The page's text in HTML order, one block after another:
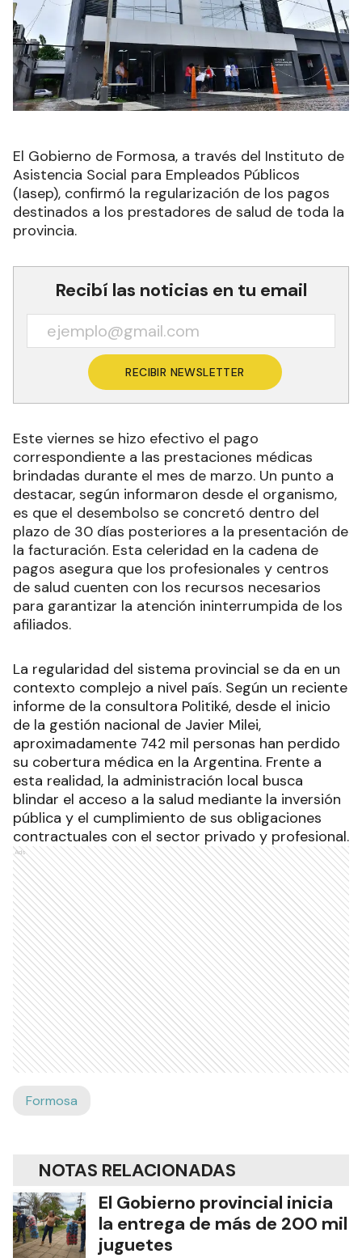
El Gobierno de Formosa, a través del Instituto de
Asistencia Social para Empleados Públicos
(Iasep), confirmó la regularización de los pagos
destinados a los prestadores de salud de toda la
provincia.
Recibí las noticias en tu email
RECIBIR NEWSLETTER
Este viernes se hizo efectivo el pago
correspondiente a las prestaciones médicas
brindadas durante el mes de marzo. Un punto a
destacar, según informaron desde el organismo,
es que el desembolso se concretó dentro del
plazo de 30 días posteriores a la presentación de
la facturación. Esta celeridad en la cadena de
pagos asegura que los profesionales y centros
de salud cuenten con los recursos necesarios
para garantizar la atención ininterrumpida de los
afiliados.
La regularidad del sistema provincial se da en un
contexto complejo a nivel país. Según un reciente
informe de la consultora Politiké, desde el inicio
de la gestión nacional de Javier Milei,
aproximadamente 742 mil personas han perdido
su cobertura médica en la Argentina. Frente a
esta realidad, la administración local busca
blindar el acceso a la salud mediante la inversión
pública y el cumplimiento de sus obligaciones
contractuales con el sector privado y profesional.
Ads
Formosa
NOTAS RELACIONADAS
El Gobierno provincial inicia
la entrega de más de 200 mil
juguetes